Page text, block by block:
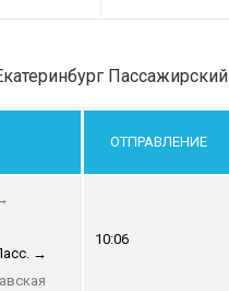
Пассажирский
ОТПРАВЛЕНИЕ
→
10:06